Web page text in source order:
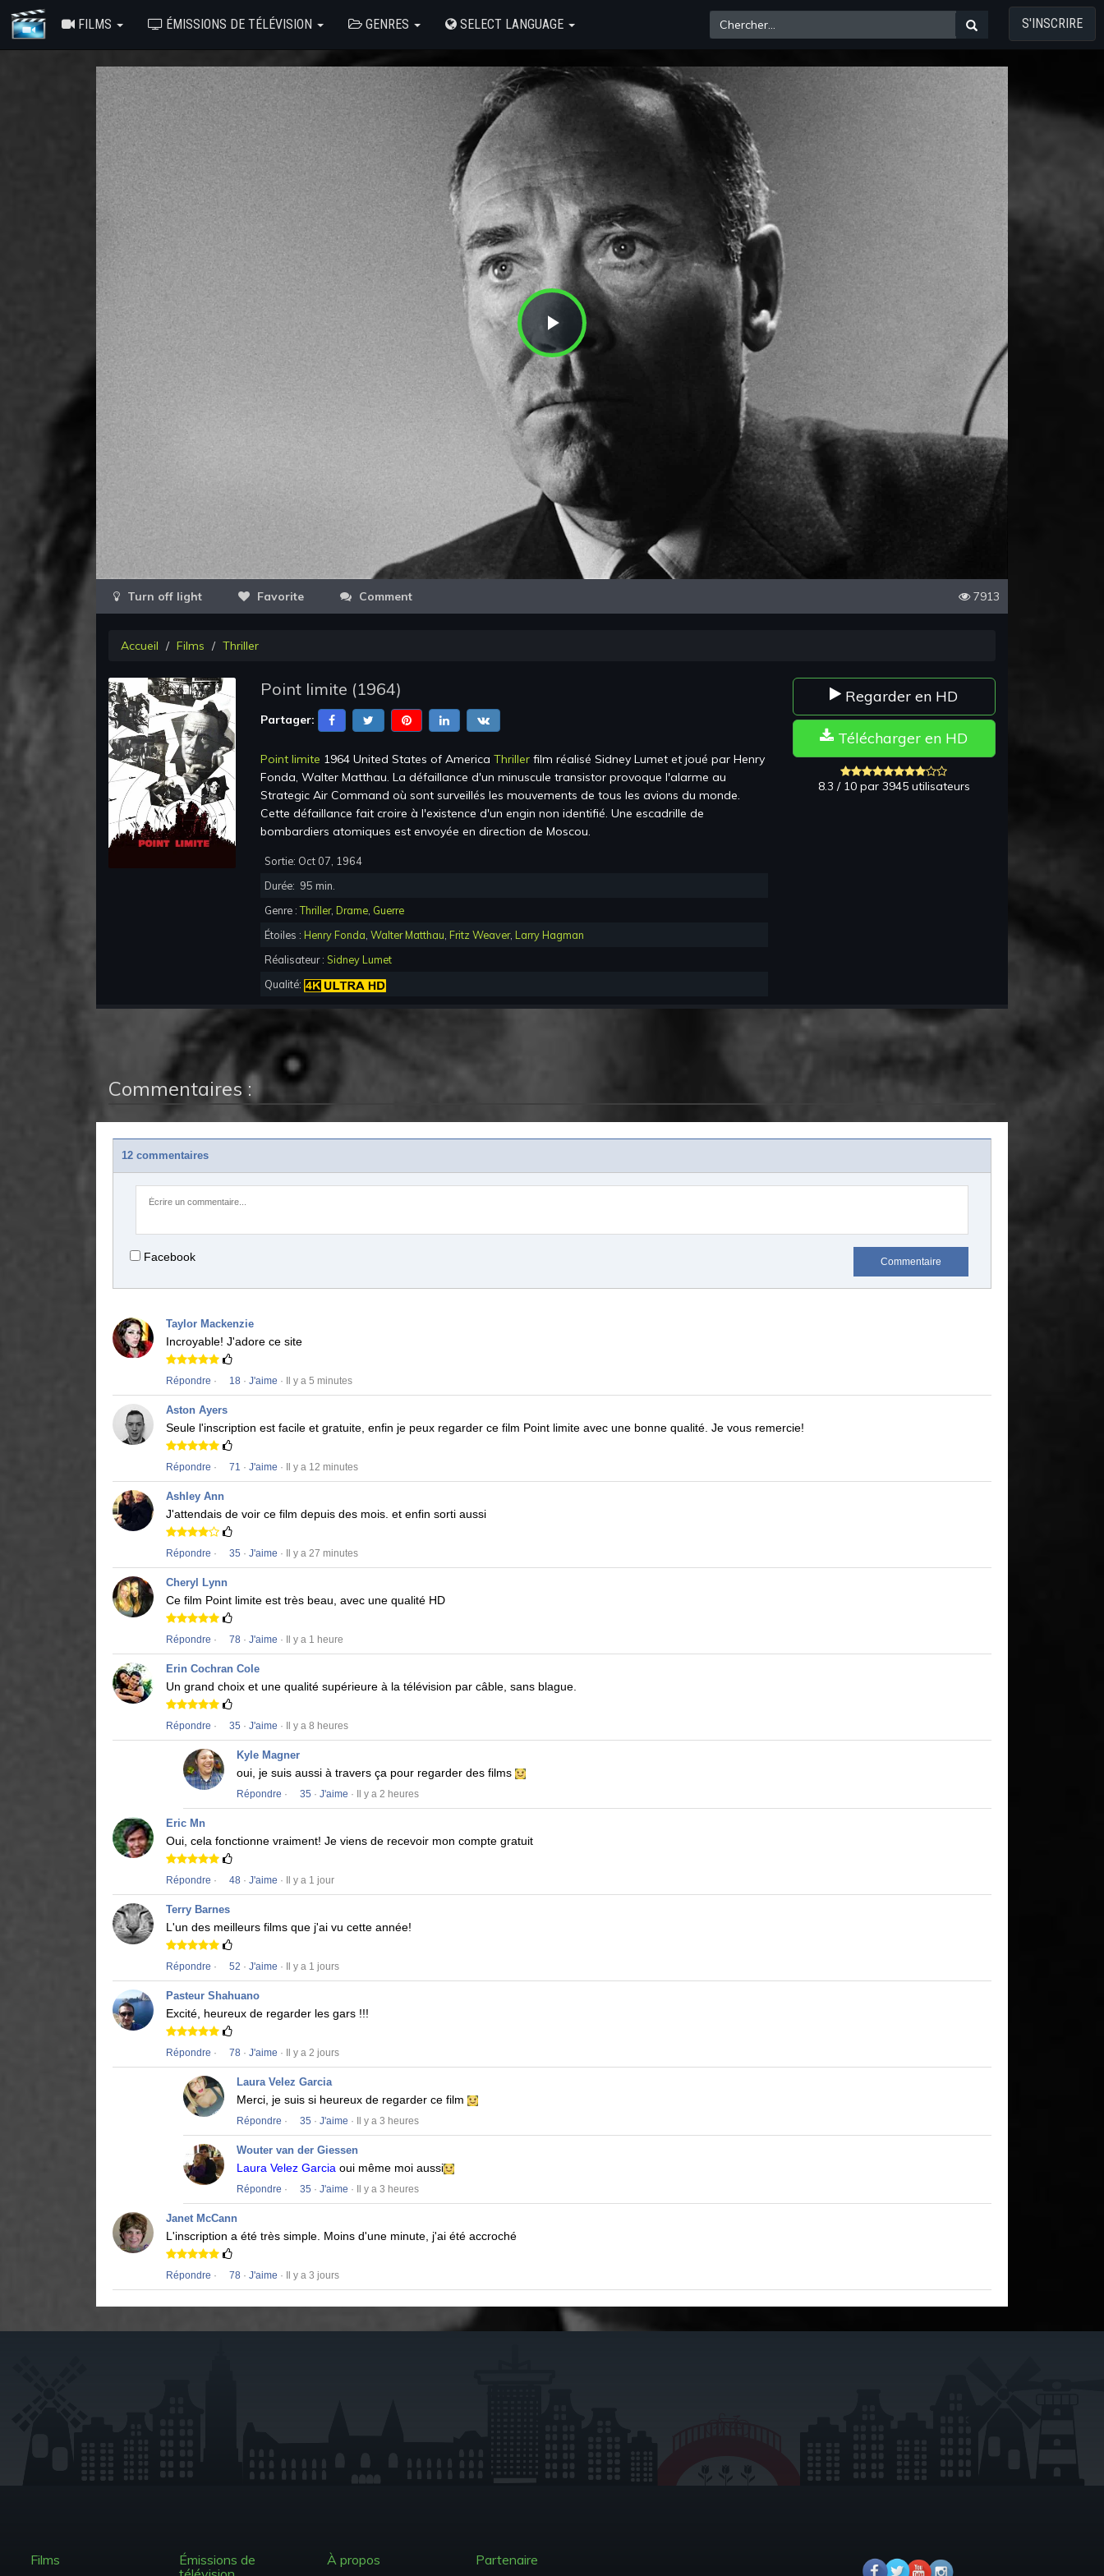
FILMS ÉMISSIONS DE TÉLÉVISION GENRES SELECT LANGUAGE S'INSCRIRE
Play
Video
Favorite Comment 7913
Accueil Films Thriller
Point limite (1964)
Partager:
Point limite 1964 United States of America Thriller film réalisé Sidney Lumet et joué par Henry
Fonda, Walter Matthau. La défaillance d'un minuscule transistor provoque l'alarme au
Strategic Air Command où sont surveillés les mouvements de tous les avions du monde.
Cette défaillance fait croire à l'existence d'un engin non identifié. Une escadrille de
bombardiers atomiques est envoyée en direction de Moscou.
Sortie: Oct 07, 1964
Durée: 95 min.
Genre :Thriller, Drame, Guerre
Étoiles : Henry Fonda, Walter Matthau, Fritz Weaver, Larry Hagman
Réalisateur : Sidney Lumet
Qualité:
Regarder en HD
Télécharger en HD
8.3 / 10 par 3945 utilisateurs
Commentaires :
12 commentaires
Facebook Commentaire
Taylor Mackenzie
Incroyable! J'adore ce site
Répondre · 18 · J'aime · Il y a 5 minutes
Aston Ayers
Seule l'inscription est facile et gratuite, enfin je peux regarder ce film Point limite avec une bonne qualité. Je vous remercie!
Répondre · 71 · J'aime · Il y a 12 minutes
Ashley Ann
J'attendais de voir ce film depuis des mois. et enfin sorti aussi
Répondre · 35 · J'aime · Il y a 27 minutes
Cheryl Lynn
Ce film Point limite est très beau, avec une qualité HD
Répondre · 78 · J'aime · Il y a 1 heure
Erin Cochran Cole
Un grand choix et une qualité supérieure à la télévision par câble, sans blague.
Répondre · 35 · J'aime · Il y a 8 heures
Kyle Magner
oui, je suis aussi à travers ça pour regarder des films
Répondre · 35 · J'aime · Il y a 2 heures
Eric Mn
Oui, cela fonctionne vraiment! Je viens de recevoir mon compte gratuit
Répondre · 48 · J'aime · Il y a 1 jour
Terry Barnes
L'un des meilleurs films que j'ai vu cette année!
Répondre · 52 · J'aime · Il y a 1 jours
Pasteur Shahuano
Excité, heureux de regarder les gars !!!
Répondre · 78 · J'aime · Il y a 2 jours
Laura Velez Garcia
Merci, je suis si heureux de regarder ce film
Répondre · 35 · J'aime · Il y a 3 heures
Wouter van der Giessen
Laura Velez Garcia oui même moi aussi
Répondre · 35 · J'aime · Il y a 3 heures
Janet McCann
L'inscription a été très simple. Moins d'une minute, j'ai été accroché
Répondre · 78 · J'aime · Il y a 3 jours
Films
Émissions de
À propos Partenaire